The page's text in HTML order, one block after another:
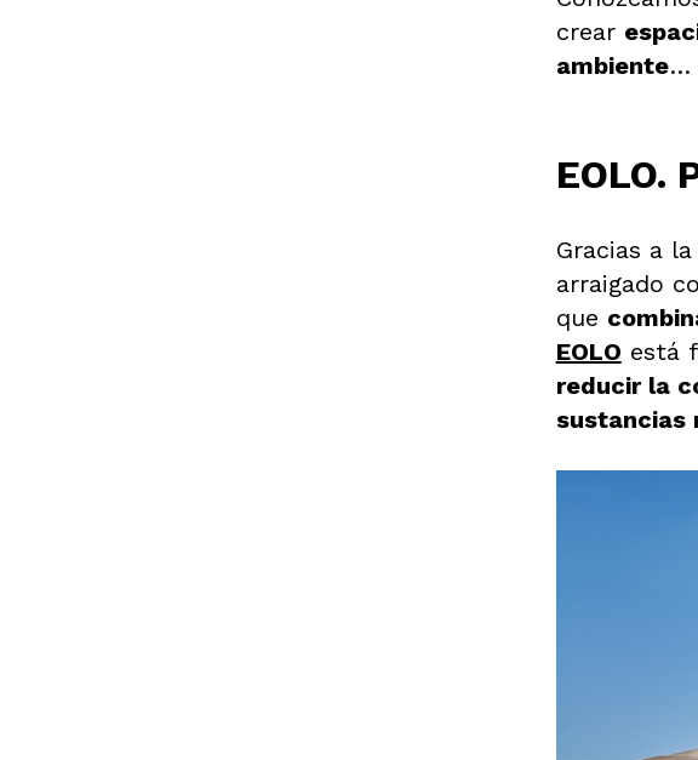
crear
ambiente…
Gracias a
arraigado
que
EOLO está
reducir la
sustancias